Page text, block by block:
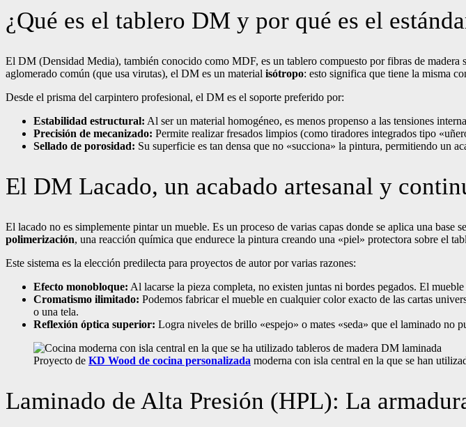
¿Qué es el tablero DM y por qué es el
El DM (Densidad Media), también conocido como MDF, es un tablero compuesto por fibras de madera
aglomerado común (que usa virutas), el DM es un material isótropo: esto significa que tiene la misma
Desde el prisma del carpintero profesional, el DM es el soporte preferido por:
Estabilidad estructural: Al ser un material homogéneo, es menos propenso a las tensiones
Precisión de mecanizado: Permite realizar fresados limpios (como tiradores integrados tipo
Sellado de porosidad: Su superficie es tan densa que no «succiona» la pintura, permitiendo un
El DM Lacado, un acabado artesanal y
El lacado no es simplemente pintar un mueble. Es un proceso de varias capas donde se aplica una
polimerización, una reacción química que endurece la pintura creando una «piel» protectora sobre el
Este sistema es la elección predilecta para proyectos de autor por varias razones:
Efecto monobloque: Al lacarse la pieza completa, no existen juntas ni bordes pegados. El
Cromatismo ilimitado: Podemos fabricar el mueble en cualquier color exacto de las cartas
o una tela.
Reflexión óptica superior: Logra niveles de brillo «espejo» o mates «seda» que el laminado no
Proyecto de KD Wood de cocina personalizada moderna con isla central en la que se han
Laminado de Alta Presión (HPL): La